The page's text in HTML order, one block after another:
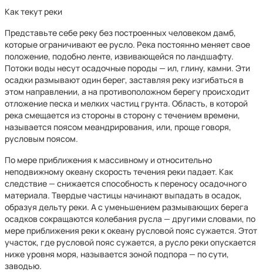
Как текут реки
Представьте себе реку без построенных человеком дамб,
которые ограничивают ее русло. Река постоянно меняет свое
положение, подобно ленте, извивающейся по ландшафту.
Потоки воды несут осадочные породы — ил, глину, камни. Эти
осадки размывают один берег, заставляя реку изгибаться в
этом направлении, а на противоположном берегу происходит
отложение песка и мелких частиц грунта. Область, в которой
река смещается из стороны в сторону с течением времени,
называется поясом меандрирования, или, проще говоря,
русловым поясом.
По мере приближения к массивному и относительно
неподвижному океану скорость течения реки падает. Как
следствие — снижается способность к переносу осадочного
материала. Твердые частицы начинают выпадать в осадок,
образуя дельту реки. А с уменьшением размывающих берега
осадков сокращаются колебания русла — другими словами, по
мере приближения реки к океану русловой пояс сужается. Этот
участок, где русловой пояс сужается, а русло реки опускается
ниже уровня моря, называется зоной подпора — по сути,
заводью.